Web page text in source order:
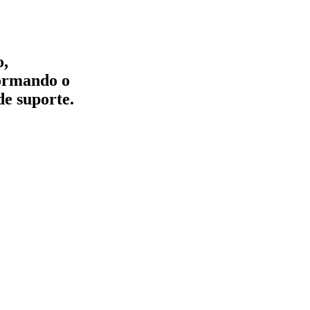
o
suporte.